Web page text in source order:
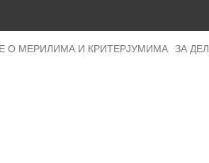
О МЕРИЛИМА И КРИТЕРЈУМИМА ЗА